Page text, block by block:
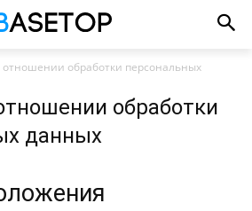
отношении обработки персональных
обработки
данных